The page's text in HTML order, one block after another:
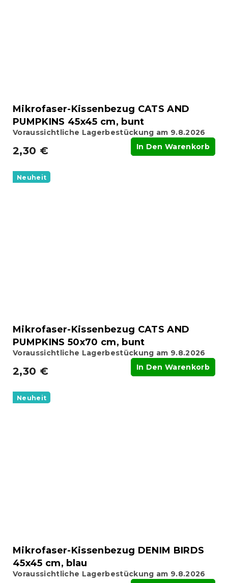
Mikrofaser-Kissenbezug CATS AND
PUMPKINS 45x45 cm, bunt
Voraussichtliche Lagerbestückung am 9.8.2026
2,30 € In Den Warenkorb
Neuheit
Mikrofaser-Kissenbezug CATS AND
PUMPKINS 50x70 cm, bunt
Voraussichtliche Lagerbestückung am 9.8.2026
2,30 € In Den Warenkorb
Neuheit
Mikrofaser-Kissenbezug DENIM BIRDS
45x45 cm, blau
Voraussichtliche Lagerbestückung am 9.8.2026